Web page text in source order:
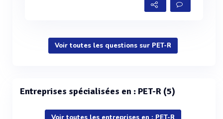
Voir toutes les questions sur PET-R
Entreprises spécialisées en : PET-R (5)